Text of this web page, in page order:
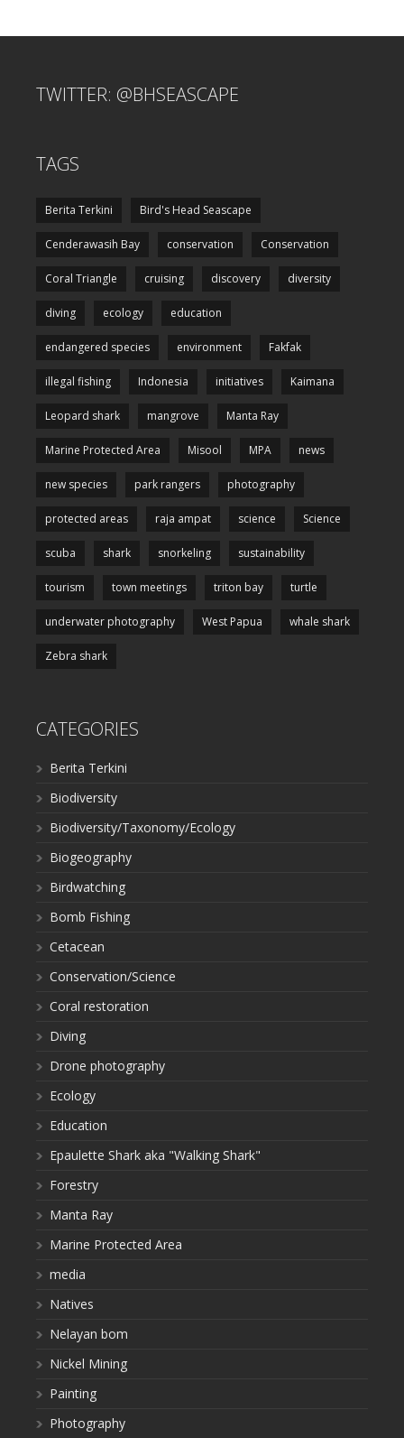
TWITTER: @BHSEASCAPE
TAGS
Berita Terkini Bird's Head Seascape
Cenderawasih Bay conservation Conservation
Coral Triangle cruising discovery diversity
diving ecology education
endangered species environment Fakfak
illegal fishing Indonesia initiatives Kaimana
Leopard shark mangrove Manta Ray
Marine Protected Area Misool MPA news
new species park rangers photography
protected areas raja ampat science Science
scuba shark snorkeling sustainability
tourism town meetings triton bay turtle
underwater photography West Papua whale shark
Zebra shark
CATEGORIES
Berita Terkini
Biodiversity
Biodiversity/Taxonomy/Ecology
Biogeography
Birdwatching
Bomb Fishing
Cetacean
Conservation/Science
Coral restoration
Diving
Drone photography
Ecology
Education
Epaulette Shark aka "Walking Shark"
Forestry
Manta Ray
Marine Protected Area
media
Natives
Nelayan bom
Nickel Mining
Painting
Photography